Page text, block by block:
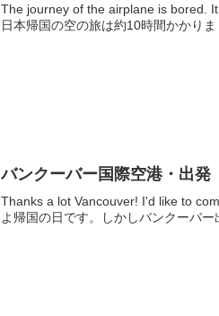
The journey of the airplane is bored.
日本帰国の空の旅は約10時間かかりま
バンクーバー国際空港・出発
Thanks a lot Vancouver! I'd like to
よ帰国の日です。しかしバンクーバ